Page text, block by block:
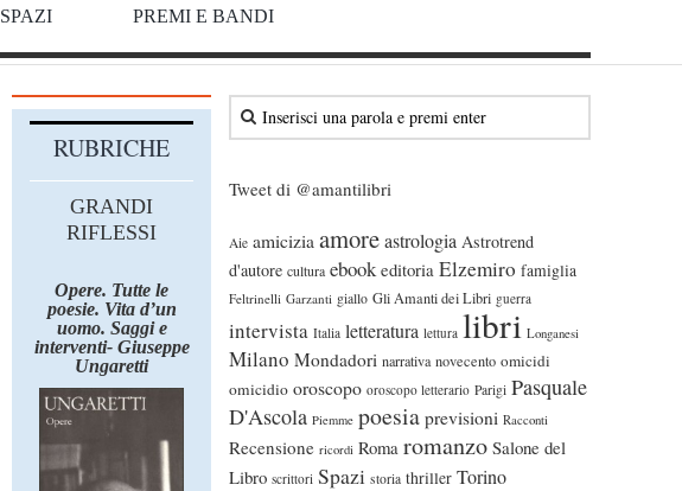
SPAZI PREMI E BANDI
Tweet di @amantilibri
Aie amicizia amoreastrologia Astrotrend
d'autore cultura ebook editoria Elzemiro famiglia
Feltrinelli Garzanti giallo Gli Amanti dei Libri guerra
intervista Italia letteratura lettura libri Longanesi
Milano Mondadori narrativa novecento omicidi
omicidio oroscopo oroscopo letterario Parigi Pasquale
D'Ascola Piemme poesia previsioni Racconti
Recensione ricordi Roma romanzo Salone del
Libro scrittori Spazi storia thriller Torino
RUBRICHE
GRANDI
RIFLESSI
Opere. Tutte le
poesie. Vita d’un
uomo. Saggi e
interventi- Giuseppe
Ungaretti